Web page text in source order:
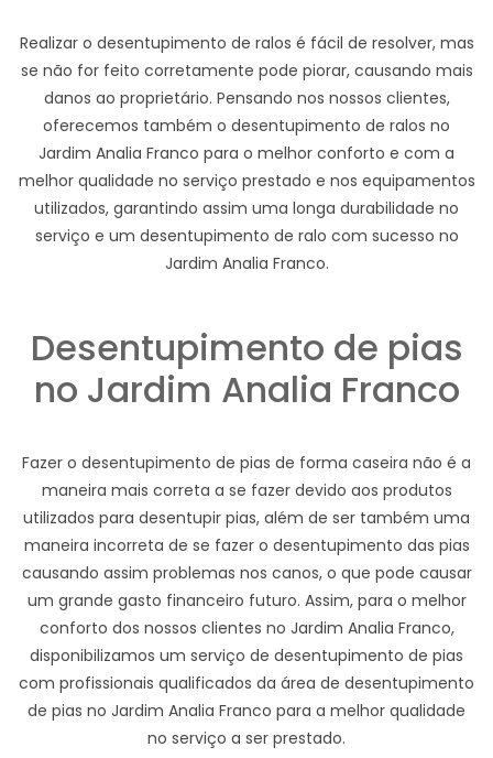
Realizar o desentupimento de ralos é fácil de resolver, mas
se não for feito corretamente pode piorar, causando mais
danos ao proprietário. Pensando nos nossos clientes,
oferecemos também o desentupimento de ralos no
Jardim Analia Franco para o melhor conforto e com a
melhor qualidade no serviço prestado e nos equipamentos
utilizados, garantindo assim uma longa durabilidade no
serviço e um desentupimento de ralo com sucesso no
Jardim Analia Franco.
Desentupimento de pias
no Jardim Analia Franco
Fazer o desentupimento de pias de forma caseira não é a
maneira mais correta a se fazer devido aos produtos
utilizados para desentupir pias, além de ser também uma
maneira incorreta de se fazer o desentupimento das pias
causando assim problemas nos canos, o que pode causar
um grande gasto financeiro futuro. Assim, para o melhor
conforto dos nossos clientes no Jardim Analia Franco,
disponibilizamos um serviço de desentupimento de pias
com profissionais qualificados da área de desentupimento
de pias no Jardim Analia Franco para a melhor qualidade
no serviço a ser prestado.